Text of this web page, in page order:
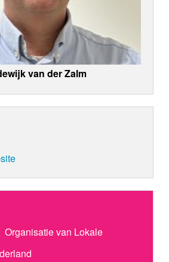
van der Zalm
Organisatie van Lokale